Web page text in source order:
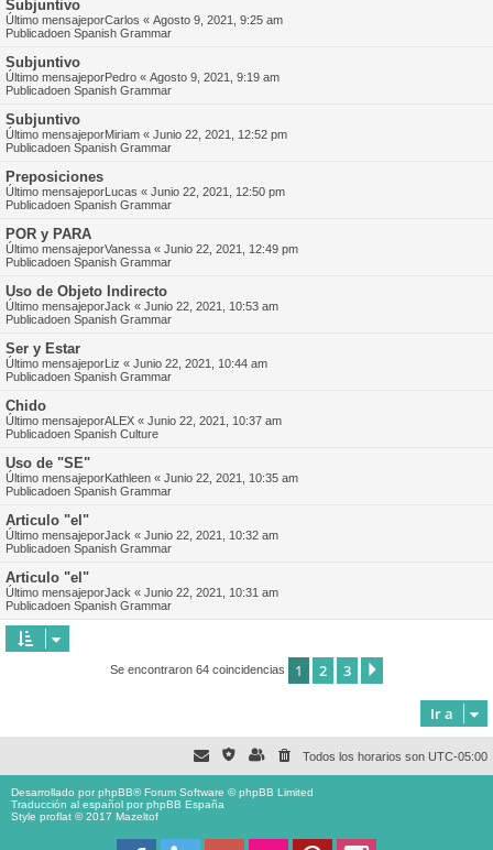
Subjuntivo
Último mensajeporCarlos « Agosto 9, 2021, 9:25 am
Publicadoen Spanish Grammar
Subjuntivo
Último mensajeporPedro « Agosto 9, 2021, 9:19 am
Publicadoen Spanish Grammar
Subjuntivo
Último mensajeporMiriam « Junio 22, 2021, 12:52 pm
Publicadoen Spanish Grammar
Preposiciones
Último mensajeporLucas « Junio 22, 2021, 12:50 pm
Publicadoen Spanish Grammar
POR y PARA
Último mensajeporVanessa « Junio 22, 2021, 12:49 pm
Publicadoen Spanish Grammar
Uso de Objeto Indirecto
Último mensajeporJack « Junio 22, 2021, 10:53 am
Publicadoen Spanish Grammar
Ser y Estar
Último mensajeporLiz « Junio 22, 2021, 10:44 am
Publicadoen Spanish Grammar
Chido
Último mensajeporALEX « Junio 22, 2021, 10:37 am
Publicadoen Spanish Culture
Uso de "SE"
Último mensajeporKathleen « Junio 22, 2021, 10:35 am
Publicadoen Spanish Grammar
Articulo "el"
Último mensajeporJack « Junio 22, 2021, 10:32 am
Publicadoen Spanish Grammar
Articulo "el"
Último mensajeporJack « Junio 22, 2021, 10:31 am
Publicadoen Spanish Grammar
Se encontraron 64 coincidencias 1 2 3
Ir a
Todos los horarios son UTC-05:00
Desarrollado porphpBB® Forum Software © phpBB Limited
Traducción al español porphpBB España
Style proflat © 2017 Mazeltof